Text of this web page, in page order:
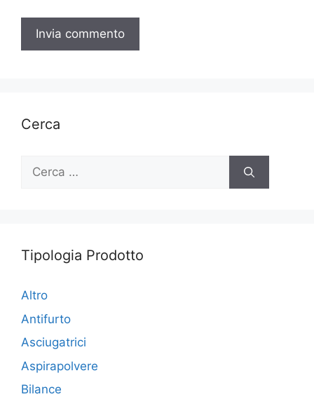
Cerca
Ricerca
Tipologia Prodotto
Altro
Antifurto
Asciugatrici
Aspirapolvere
Bilance